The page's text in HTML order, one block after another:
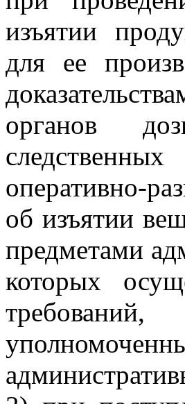
изъятии
для ее
органов
оперативно-
об изъятии
предметами
которых